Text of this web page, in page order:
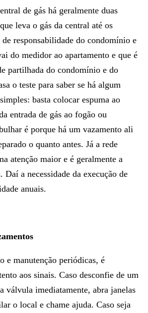
de gás há geralmente duas
leva o gás da central até os
de responsabilidade do condomínio e
do medidor ao apartamento e que é
partilhada do condomínio e do
o teste para saber se há algum
basta colocar espuma ao
entrada de gás ao fogão ou
é porque há um vazamento ali
o quanto antes. Já a rede
atenção maior e é geralmente a
Daí a necessidade da execução de
anuais.
e manutenção periódicas, é
aos sinais. Caso desconfie de um
válvula imediatamente, abra janelas
o local e chame ajuda. Caso seja